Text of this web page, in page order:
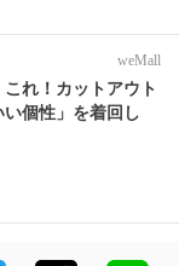
weMall
れ！カットアウト
個性」を着回し